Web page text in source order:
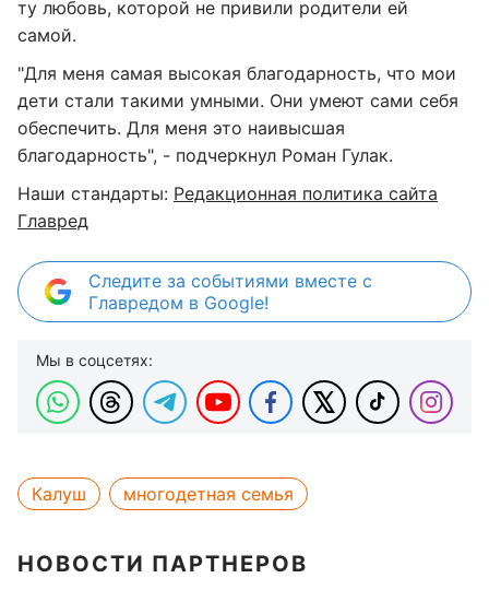
ту любовь, которой не привили родители ей
самой.
"Для меня самая высокая благодарность, что мои
дети стали такими умными. Они умеют сами себя
обеспечить. Для меня это наивысшая
благодарность", - подчеркнул Роман Гулак.
Наши стандарты: Редакционная политика сайта
Главред
Следите за событиями вместе с
Главредом в Google!
Мы в соцсетях:
Калуш многодетная семья
НОВОСТИ ПАРТНЕРОВ